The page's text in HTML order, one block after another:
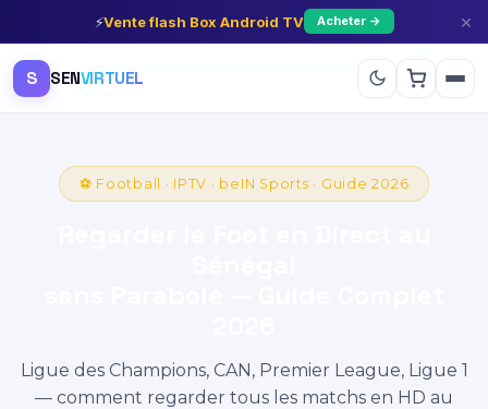
⚡Vente flash Box Android TV Acheter → ×
S SENVIRTUEL
⚽ Football · IPTV · beIN Sports · Guide 2026
Ligue des Champions, CAN, Premier League, Ligue 1
— comment regarder tous les matchs en HD au